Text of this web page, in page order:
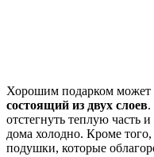
Хорошим подарком может
состоящий из двух слоев.
отстегнуть теплую часть
дома холодно. Кроме
подушки, которые